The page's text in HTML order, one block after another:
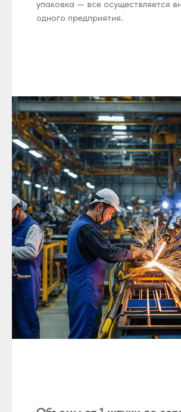
упаковка — все осуществляется
одного предприятия.